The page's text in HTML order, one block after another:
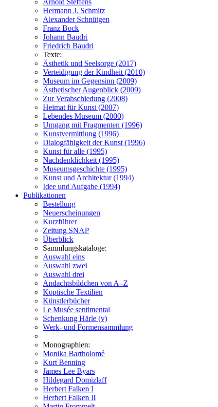
Arnold Steffens
Hermann J. Schmitz
Alexander Schnütgen
Franz Bock
Johann Baudri
Friedrich Baudri
Texte:
Ästhetik und Seelsorge (2017)
Verteidigung der Kindheit (2010)
Museum im Gegensinn (2009)
Ästhetischer Augenblick (2009)
Zur Verabschiedung (2008)
Heimat für Kunst (2007)
Lebendes Museum (2000)
Umgang mit Fragmenten (1996)
Kunstvermittlung (1996)
Dialogfähigkeit der Kunst (1996)
Kunst für alle (1995)
Nachdenklichkeit (1995)
Museumsgeschichte (1995)
Kunst und Architektur (1994)
Idee und Aufgabe (1994)
Publikationen
Bestellung
Neuerscheinungen
Kurzführer
Zeitung SNAP
Überblick
Sammlungskataloge:
Auswahl eins
Auswahl zwei
Auswahl drei
Andachtsbildchen von A–Z
Koptische Textilien
Künstlerbücher
Le Musée sentimental
Schenkung Härle (v)
Werk- und Formensammlung
Monographien:
Monika Bartholomé
Kurt Benning
James Lee Byars
Hildegard Domizlaff
Herbert Falken I
Herbert Falken II